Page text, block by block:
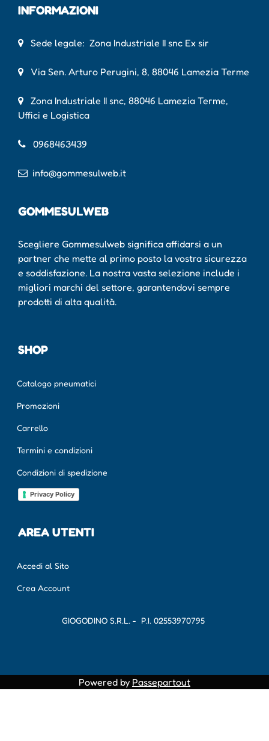
INFORMAZIONI
Sede legale: Zona Industriale II snc Ex sir
Via Sen. Arturo Perugini, 8, 88046 Lamezia Terme
Zona Industriale II snc, 88046 Lamezia Terme,
Uffici e Logistica
0968463439
info@gommesulweb.it
GOMMESULWEB
Scegliere Gommesulweb significa affidarsi a un
partner che mette al primo posto la vostra sicurezza
e soddisfazione. La nostra vasta selezione include i
migliori marchi del settore, garantendovi sempre
prodotti di alta qualità.
SHOP
Catalogo pneumatici
Promozioni
Carrello
Termini e condizioni
Condizioni di spedizione
Privacy Policy
AREA UTENTI
Accedi al Sito
Crea Account
GIOGODINO S.R.L. - P.I. 02553970795
Powered by Passepartout